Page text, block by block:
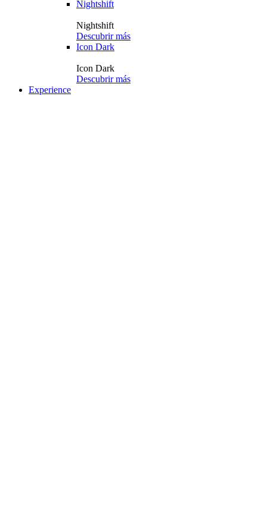
Nightshift
Nightshift
Descubrir más
Icon Dark
Icon Dark
Descubrir más
Experience